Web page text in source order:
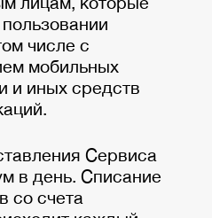
числе с
мобильных
и иных средств
Сервиса
в день. Списание
со счета